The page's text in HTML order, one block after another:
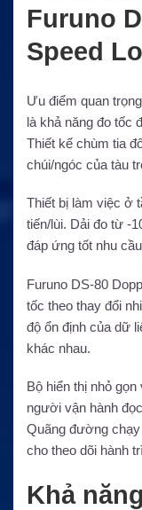
Furuno
Speed
Ưu điểm quan
là khả năng đo tốc
Thiết kế chùm tia
chúi/ngóc của tàu
Thiết bị làm việc ở
tiến/lùi. Dải đo từ -
đáp ứng tốt nhu
Furuno DS-80
tốc theo thay đổi
độ ổn định của dữ
khác nhau.
Bộ hiển thị nhỏ
người vận hành
Quãng đường
cho theo dõi hành
Khả